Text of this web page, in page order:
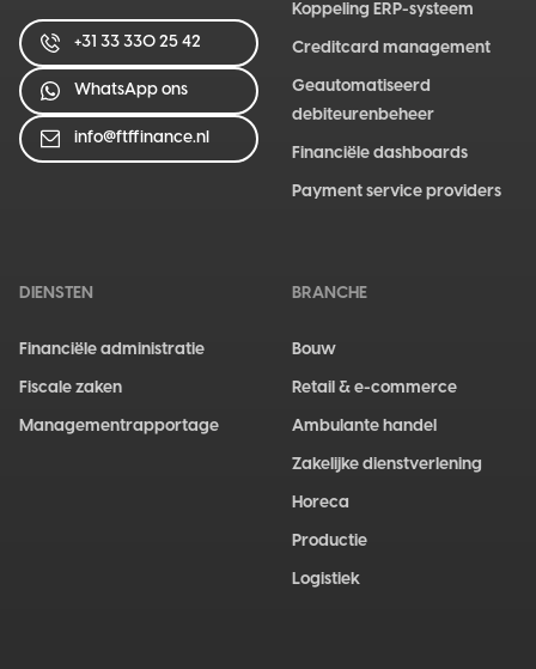
+31 33 330 25 42
WhatsApp ons
info@ftffinance.nl
Koppeling ERP-systeem
Creditcard management
Geautomatiseerd
debiteurenbeheer
Financiële dashboards
Payment service providers
DIENSTEN
Financiële administratie
Fiscale zaken
Managementrapportage
BRANCHE
Bouw
Retail & e-commerce
Ambulante handel
Zakelijke dienstverlening
Horeca
Productie
Logistiek